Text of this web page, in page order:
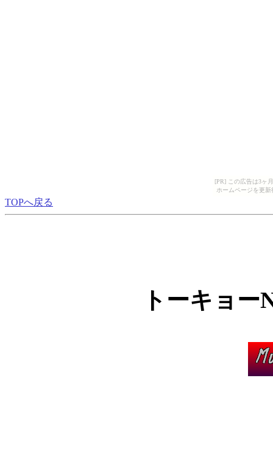
[PR] この広告は3ヶ
ホームページを更
TOPへ戻る
トーキョ